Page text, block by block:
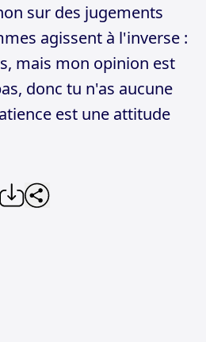
sur des jugements
agissent à l'inverse :
mais mon opinion est
donc tu n'as aucune
est une attitude